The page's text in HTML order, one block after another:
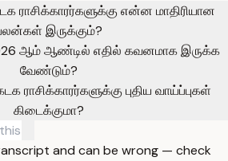
என்ன மாதிரியான
இருக்கும்?
ஆம் ஆண்டில் எதில் கவனமாக இருக்க
வேண்டும்?
புதிய வாய்ப்புகள்
கிடைக்குமா?
and can be wrong — check